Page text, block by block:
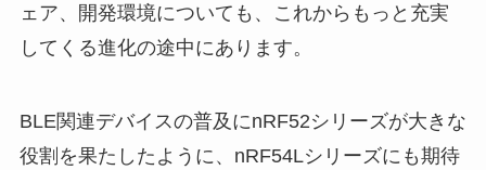
ェア、開発環境についても、これからもっと充実
してくる進化の途中にあります。
BLE関連デバイスの普及にnRF52シリーズが大きな
役割を果たしたように、nRF54Lシリーズにも期待